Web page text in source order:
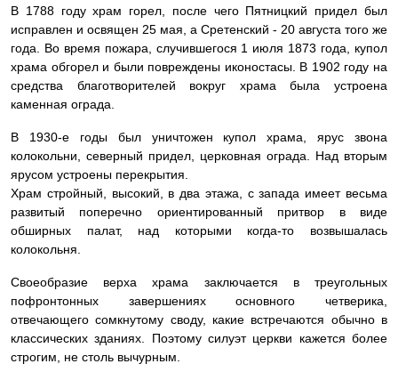
В 1788 году храм горел, после чего Пятницкий придел был
исправлен и освящен 25 мая, а Сретенский - 20 августа того же
года. Во время пожара, случившегося 1 июля 1873 года, купол
храма обгорел и были повреждены иконостасы. В 1902 году на
средства благотворителей вокруг храма была устроена
каменная ограда.
В 1930-е годы был уничтожен купол храма, ярус звона
колокольни, северный придел, церковная ограда. Над вторым
ярусом устроены перекрытия.
Храм стройный, высокий, в два этажа, с запада имеет весьма
развитый поперечно ориентированный притвор в виде
обширных палат, над которыми когда-то возвышалась
колокольня.
Своеобразие верха храма заключается в треугольных
пофронтонных завершениях основного четверика,
отвечающего сомкнутому своду, какие встречаются обычно в
классических зданиях. Поэтому силуэт церкви кажется более
строгим, не столь вычурным.